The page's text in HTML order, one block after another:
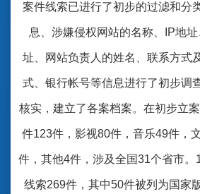
案件线索已进行了初步的过滤和分
息、涉嫌侵权网站的名称、IP地
址、网站负责人的姓名、联系方式
式、银行帐号等信息进行了初步调
核实，建立了各案档案。在初步立
件123件，影视80件，音乐49件，
件，其他4件，涉及全国31个省市。
线索269件，其中50件被列为国家